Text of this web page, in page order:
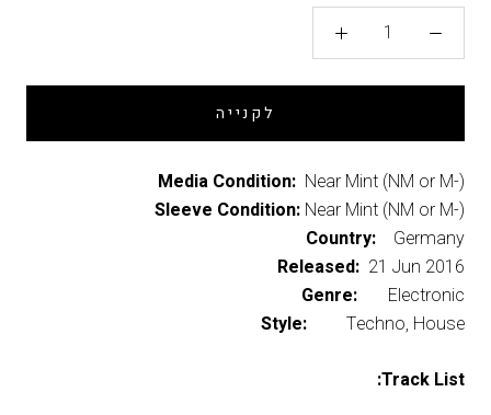
לקנייה
Media Condition: Near Mint (NM or M-)
Sleeve Condition: Near Mint (NM or M-)
Country: Germany
Released: 21 Jun 2016
Genre: Electronic
Style: Techno, House
Track List: